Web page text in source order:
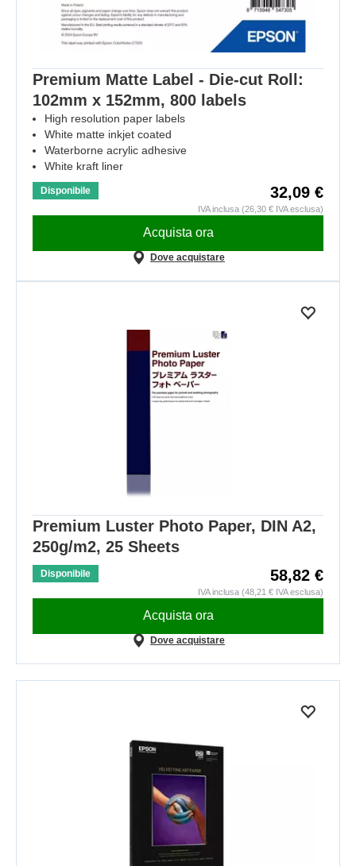
Premium Matte Label - Die-cut Roll:
102mm x 152mm, 800 labels
High resolution paper labels
White matte inkjet coated
Waterborne acrylic adhesive
White kraft liner
Disponibile 32,09 €
IVA inclusa (26,30 € IVA esclusa)
Acquista ora
Dove acquistare
Premium Luster Photo Paper, DIN A2,
250g/m2, 25 Sheets
Disponibile 58,82 €
IVA inclusa (48,21 € IVA esclusa)
Acquista ora
Dove acquistare